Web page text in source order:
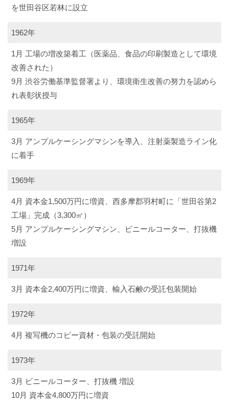
を世田谷区若林に設立
1962年
1月 工場の増改築着工（医薬品、食品の印刷製造として環境
改善された）
9月 渋谷労働基準監督署より、環境衛生改善の努力を認めら
れ表彰状授与
1965年
3月 アンプルケーシングマシンを導入、注射薬製造ライン化
に着手
1969年
4月 資本金1,500万円に増資、西多摩郡羽村町に「世田谷第2
工場」完成（3,300㎡）
5月 アンプルケーシングマシン、ビニールコーター、打抜機
増設
1971年
3月 資本金2,400万円に増資、輸入石鹸の受託包装開始
1972年
4月 複写機のコピー資材・包装の受託開始
1973年
3月 ビニールコーター、打抜機 増設
10月 資本金4,800万円に増資